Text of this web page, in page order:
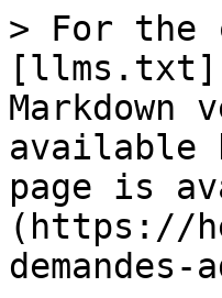
> For the
Markdown
available
page is
(https://
demandes-